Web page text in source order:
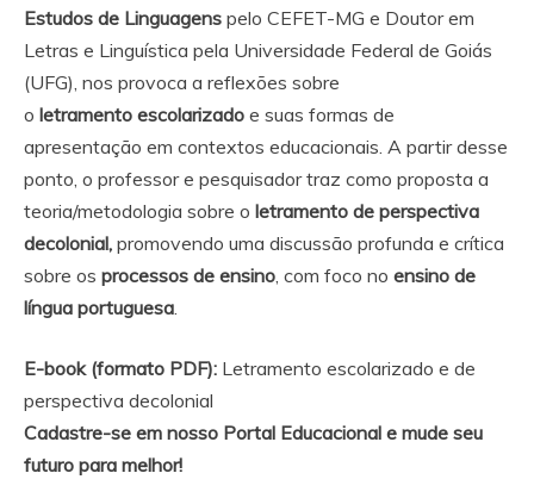
Estudos de Linguagens pelo CEFET-MG e Doutor em
Letras e Linguística pela Universidade Federal de Goiás
(UFG), nos provoca a reflexões sobre
o letramento escolarizado e suas formas de
apresentação em contextos educacionais. A partir desse
ponto, o professor e pesquisador traz como proposta a
teoria/metodologia sobre o letramento de perspectiva
decolonial, promovendo uma discussão profunda e crítica
sobre os processos de ensino, com foco no ensino de
língua portuguesa.
E-book (formato PDF): Letramento escolarizado e de
perspectiva decolonial
Cadastre-se em nosso Portal Educacional e mude seu
futuro para melhor!